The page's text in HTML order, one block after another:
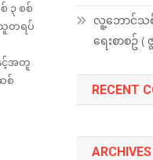
၃ စစ်
သူတရပ်
င့်အတူ
စ်
လူ့ဘောင်သ
ရေးစာစဥ် (
RECENT
ARCHIVES